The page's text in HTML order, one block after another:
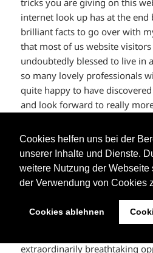
Cookies helfen uns bei der
unserer Inhalte und Dienste.
weitere Nutzung der Webseite
der Verwendung von Cookies
Cookies ablehnen
tricks you are giving on this
internet look up has at the
brilliant facts to go over with
that most of us website
undoubtedly blessed to live in
so many lovely professionals
quite happy to have
and look forward to really
reading here. Thank you once
ANTWORTEN
30. Mai 2023 um 00:29 Uhr
Thank you so much for
extraordinarily breathtaking